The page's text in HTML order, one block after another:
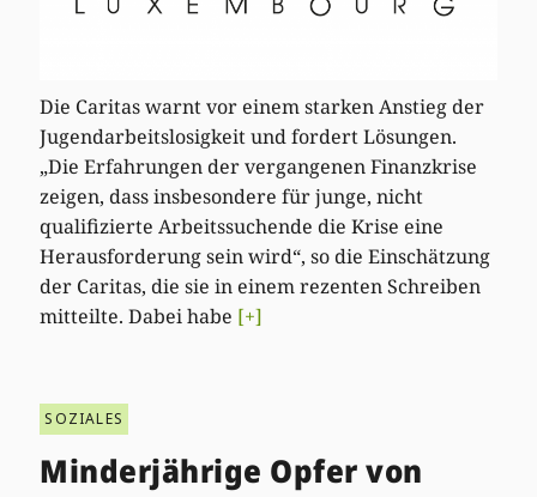
Die Caritas warnt vor einem starken Anstieg der
Jugendarbeitslosigkeit und fordert Lösungen.
„Die Erfahrungen der vergangenen Finanzkrise
zeigen, dass insbesondere für junge, nicht
qualifizierte Arbeitssuchende die Krise eine
Herausforderung sein wird“, so die Einschätzung
der Caritas, die sie in einem rezenten Schreiben
mitteilte. Dabei habe [+]
SOZIALES
Minderjährige Opfer von